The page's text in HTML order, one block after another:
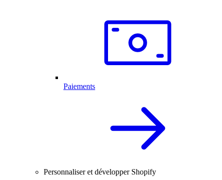
Paiements
Personnaliser et développer Shopify